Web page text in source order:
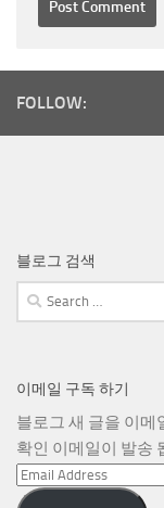
FOLLOW:
블로그 검색
Search
for:
이메일 구독 하기
블로그 새 글을 이메
확인 이메일이 발송
Email
Address